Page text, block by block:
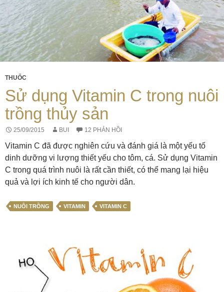
THUỐC
Sử dụng Vitamin C trong nuôi
trồng thủy sản
25/09/2015 BUI 12 PHẢN HỒI
Vitamin C đã được nghiên cứu và đánh giá là một yếu tố
dinh dưỡng vi lượng thiết yếu cho tôm, cá. Sử dụng Vitamin
C trong quá trình nuôi là rất cần thiết, có thể mang lại hiệu
quả và lợi ích kinh tế cho người dân.
NUÔI TRỒNG VITAMIN VITAMIN C